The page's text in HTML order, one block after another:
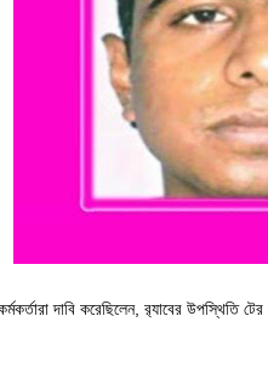
দাবি করেছিলেন, র‌্যাবের উপস্থিতি টের